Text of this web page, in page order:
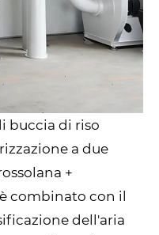
buccia di riso
a due
+
combinato con il
dell'aria